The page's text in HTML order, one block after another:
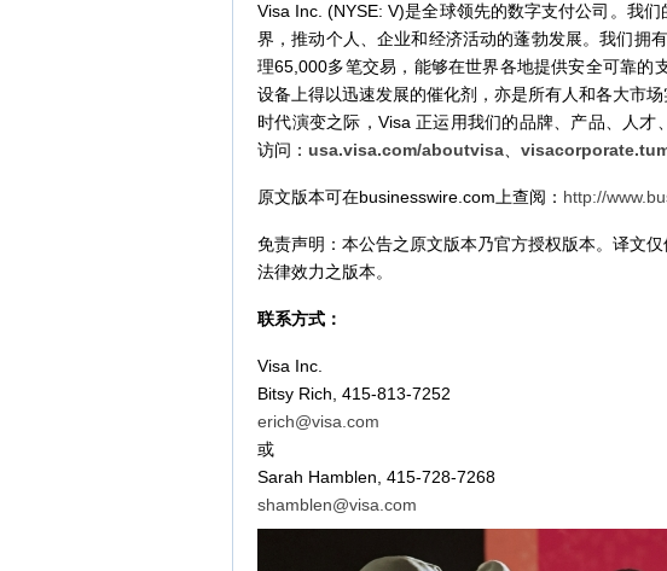
Visa Inc. (NYSE: V)是全球领先的数字支付公司。我
界，推动个人、企业和经济活动的蓬勃发展。我们拥
理65,000多笔交易，能够在世界各地提供安全可靠的
设备上得以迅速发展的催化剂，亦是所有人和各大市
时代演变之际，Visa 正运用我们的品牌、产品、人
访问： usa.visa.com/aboutvisa
原文版本可在businesswire.com上查阅： http://
免责声明：本公告之原文版本乃官方授权版本。译文
法律效力之版本。
联系方式：
Visa Inc.
Bitsy Rich, 415-813-7252
erich@visa.com
或
Sarah Hamblen, 415-728-7268
shamblen@visa.com